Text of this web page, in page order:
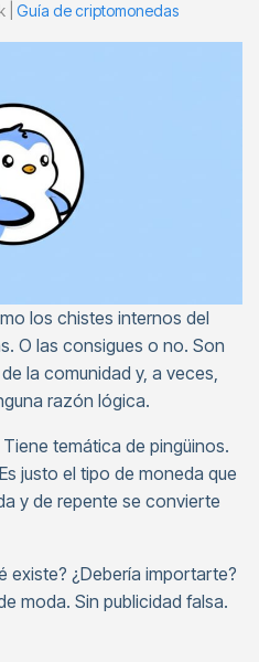
| Guía de criptomonedas
los chistes internos del
O las consigues o no. Son
la comunidad y, a veces,
razón lógica.
Tiene temática de pingüinos.
justo el tipo de moneda que
y de repente se convierte
existe? ¿Debería importarte?
moda. Sin publicidad falsa.